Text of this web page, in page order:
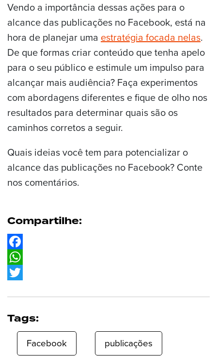
Vendo a importância dessas ações para o
alcance das publicações no Facebook, está na
hora de planejar uma estratégia focada nelas.
De que formas criar conteúdo que tenha apelo
para o seu público e estimule um impulso para
alcançar mais audiência? Faça experimentos
com abordagens diferentes e fique de olho nos
resultados para determinar quais são os
caminhos corretos a seguir.
Quais ideias você tem para potencializar o
alcance das publicações no Facebook? Conte
nos comentários.
Compartilhe:
Facebook
WhatsApp
Tags:
Facebook
publicações